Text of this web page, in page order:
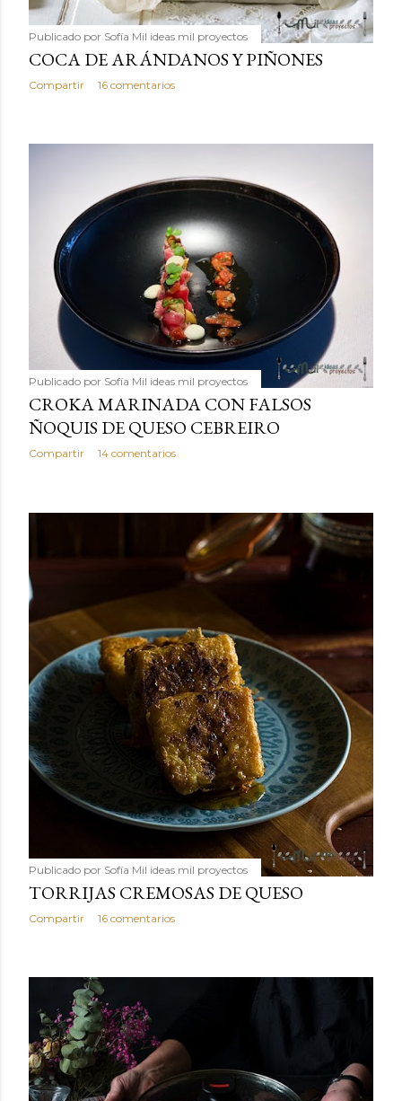
Publicado por Sofía Mil ideas mil proyectos
COCA DE ARÁNDANOS Y PIÑONES
Compartir 16 comentarios
Publicado por Sofía Mil ideas mil proyectos
CROKA MARINADA CON FALSOS
ÑOQUIS DE QUESO CEBREIRO
Compartir 14 comentarios
Publicado por Sofía Mil ideas mil proyectos
TORRIJAS CREMOSAS DE QUESO
Compartir 16 comentarios